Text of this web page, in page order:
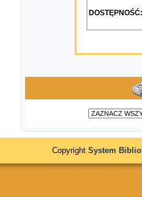
DOSTĘPNOŚĆ:
Copyright System